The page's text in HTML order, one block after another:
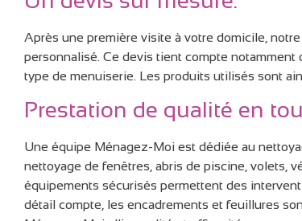
Après une première visite à votre domicile,
personnalisé. Ce devis tient compte notamment
type de menuiserie. Les produits utilisés sont
Prestation de qualité en
Une équipe Ménagez-Moi est dédiée au
nettoyage de fenêtres, abris de piscine, volets,
équipements sécurisés permettent des
détail compte, les encadrements et feuillures